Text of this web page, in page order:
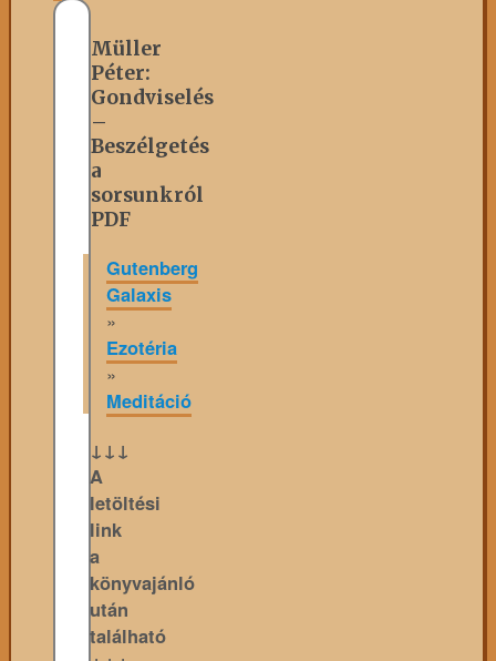
Müller
Péter:
Gondviselés
–
Beszélgetés
a
sorsunkról
PDF
Gutenberg
Galaxis
»
Ezotéria
»
Meditáció
↓↓↓
A
letöltési
link
a
könyvajánló
után
található